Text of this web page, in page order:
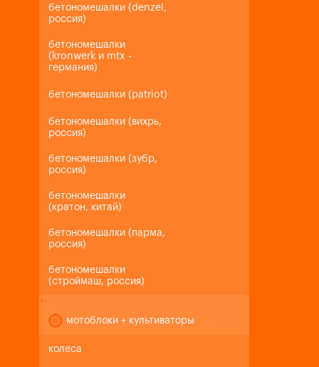
бетономешалки (denzel,
россия)
бетономешалки
(kronwerk и mtx -
германия)
бетономешалки (patriot)
бетономешалки (вихрь,
россия)
бетономешалки (зубр,
россия)
бетономешалки
(кратон, китай)
бетономешалки (парма,
россия)
бетономешалки
(строймаш, россия)
+-
мотоблоки + культиваторы
колеса